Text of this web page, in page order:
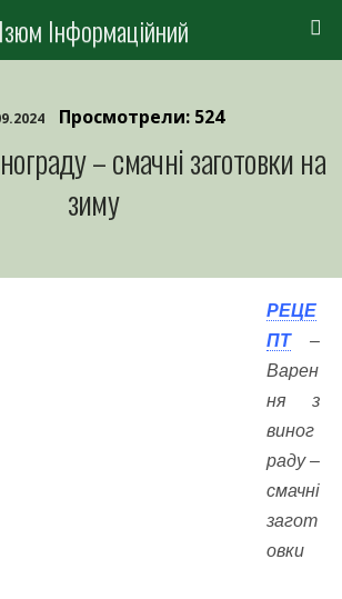
Ізюм Інформаційний
Просмотрели: 524
– смачні заготовки на
зиму
РЕЦЕ
ПТ
–
Варен
ня з
виног
раду –
смачні
загот
овки